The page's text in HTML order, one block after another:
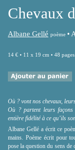
Chevaux
Albane Gellé poème •
14 € • 11 x 19 cm • 48
Où ? vont nos chevaux,
Où ? partent leurs façons
entière fidélité à ce qu’ils
Albane Gellé a écrit ce
mains. Poème écrit pour
pose la question du sens de